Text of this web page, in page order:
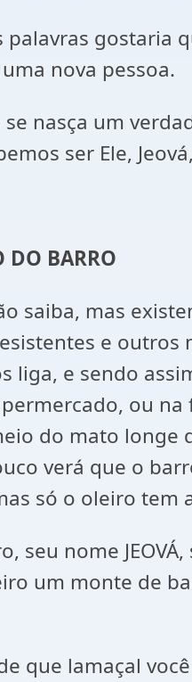
palavras gostaria
nova pessoa.
se nasça um
ser Ele,
DO BARRO
saiba, mas
e outros
liga, e sendo
ou
do mato longe
verá que o
só o oleiro tem
seu nome
um monte de
que lamaçal